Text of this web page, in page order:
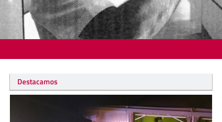
Destacamos